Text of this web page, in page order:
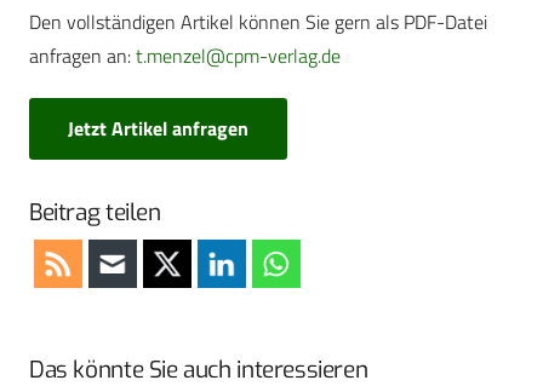
Den vollständigen Artikel können Sie gern als PDF-Datei
anfragen an:t.menzel@cpm-verlag.de
Jetzt Artikel anfragen
Beitrag teilen
Das könnte Sie auch interessieren